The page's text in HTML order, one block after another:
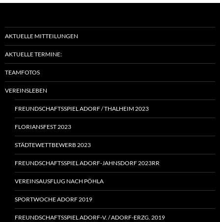
AKTUELLE MITTEILUNGEN
AKTUELLE TERMINE:
TEAMFOTOS
VEREINSLEBEN
FREUNDSCHAFTSSPIEL ADORF / THALHEIM 2023
FLORIANSFEST 2023
STÄDTEWETTBEWERB 2023
FREUNDSCHAFTSSPIEL ADORF-JAHNSDORF 2023RR
VEREINSAUSFLUG NACH PÖHLA
SPORTWOCHE ADORF 2019
FREUNDSCHAFTSSPIEL ADORF‑V. / ADORF-ERZG. 2019